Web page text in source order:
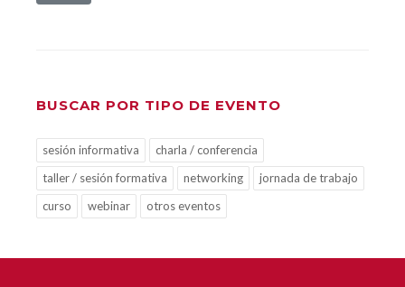
BUSCAR POR TIPO DE EVENTO
sesión informativa
charla / conferencia
taller / sesión formativa
networking
jornada de trabajo
curso
webinar otros eventos